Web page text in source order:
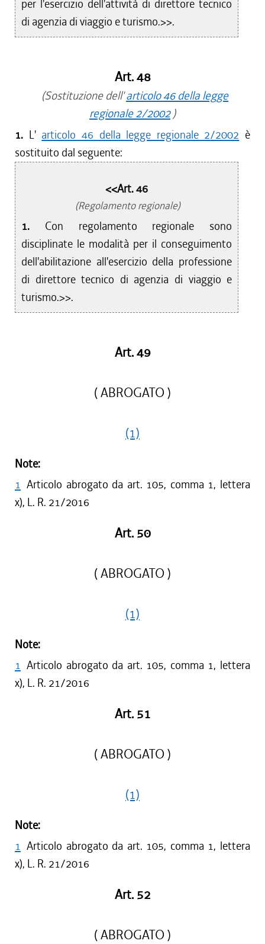
per l'esercizio dell'attività di direttore tecnico
di agenzia di viaggio e turismo.>>.
Art. 48
(Sostituzione dell'articolo 46 della legge
regionale 2/2002)
1. L' articolo 46 della legge regionale 2/2002 è
sostituito dal seguente:
<<Art. 46
(Regolamento regionale)
1. Con regolamento regionale sono
disciplinate le modalità per il conseguimento
dell'abilitazione all'esercizio della professione
di direttore tecnico di agenzia di viaggio e
turismo.>>.
Art. 49
( ABROGATO )
(1)
Note:
1 Articolo abrogato da art. 105, comma 1, lettera
x), L. R. 21/2016
Art. 50
( ABROGATO )
(1)
Note:
1 Articolo abrogato da art. 105, comma 1, lettera
x), L. R. 21/2016
Art. 51
( ABROGATO )
(1)
Note:
1 Articolo abrogato da art. 105, comma 1, lettera
x), L. R. 21/2016
Art. 52
( ABROGATO )